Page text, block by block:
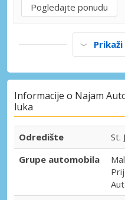
Pogledajte ponudu
Informacije o Najam
luka
Odredište
St.
Grupe automobila